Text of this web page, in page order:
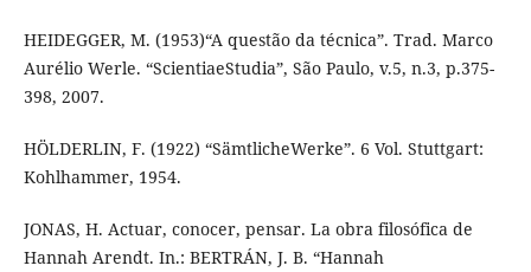
HEIDEGGER, M. (1953)“A questão da técnica”. Trad. Marco
Aurélio Werle. “ScientiaeStudia”, São Paulo, v.5, n.3, p.375-
398, 2007.
HÖLDERLIN, F. (1922) “SämtlicheWerke”. 6 Vol. Stuttgart:
Kohlhammer, 1954.
JONAS, H. Actuar, conocer, pensar. La obra filosófica de
Hannah Arendt. In.: BERTRÁN, J. B. “Hannah